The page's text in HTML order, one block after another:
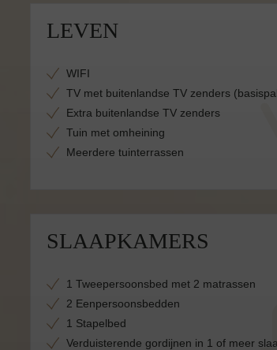
LEVEN
WIFI
TV met buitenlandse TV zenders
Extra buitenlandse TV zenders
Tuin met omheining
Meerdere tuinterrassen
SLAAPKAMERS
1 Tweepersoonsbed met 2 matrassen
2 Eenpersoonsbedden
1 Stapelbed
Verduisterende gordijnen in 1 of meer